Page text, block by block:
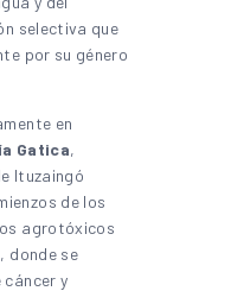
selectiva que
por su género
en
Gatica,
Ituzaingó
de los
agrotóxicos
donde se
y